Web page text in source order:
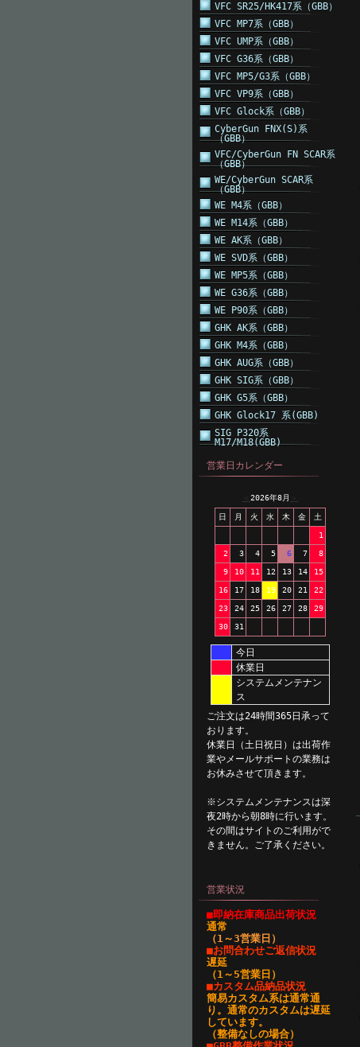
VFC SR25/HK417系（GBB）
VFC MP7系（GBB）
VFC UMP系（GBB）
VFC G36系（GBB）
VFC MP5/G3系（GBB）
VFC VP9系（GBB）
VFC Glock系（GBB）
CyberGun FNX(S)系
（GBB）
VFC/CyberGun FN SCAR系
（GBB）
WE/CyberGun SCAR系
（GBB）
WE M4系（GBB）
WE M14系（GBB）
WE AK系（GBB）
WE SVD系（GBB）
WE MP5系（GBB）
WE G36系（GBB）
WE P90系（GBB）
GHK AK系（GBB）
GHK M4系（GBB）
GHK AUG系（GBB）
GHK SIG系（GBB）
GHK G5系（GBB）
GHK Glock17 系(GBB)
SIG P320系
M17/M18(GBB)
営業日カレンダー
2026年8月
日 月 火 水 木 金 土
1
2 3 4 5 6 7 8
9 10 11 12 13 14 15
16 17 18 19 20 21 22
23 24 25 26 27 28 29
30 31
今日
休業日
システムメンテナン
ス
ご注文は24時間365日承って
おります。
休業日（土日祝日）は出荷作
業やメールサポートの業務は
お休みさせて頂きます。
※システムメンテナンスは深
夜2時から朝8時に行います。
その間はサイトのご利用がで
きません。ご了承ください。
営業状況
■即納在庫商品出荷状況
通常
（1～3営業日 ）
■お問合わせご返信状況
遅延
（1～5営業日）
■カスタム品納品状況
簡易カスタム系は通常通
り。通常のカスタムは遅延
しています。
（整備なしの場合）